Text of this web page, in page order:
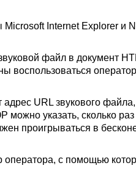
Internet Explorer и
файл в документ
воспользоваться
адрес URL звукового
указать, сколько
проигрываться в
с помощью